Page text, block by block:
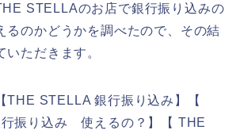
STELLAのお店で銀行振り込みの
るのかどうかを調べたので、その結
ただきます。
THE STELLA 銀行振り込み】【
振り込み 使えるの？】【 THE